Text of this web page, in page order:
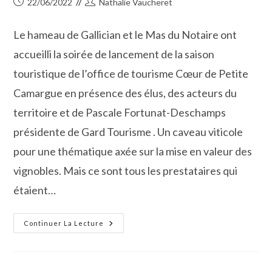
22/06/2022
publication :
Nathalie Vaucheret
Le hameau de Gallician et le Mas du Notaire ont
accueilli la soirée de lancement de la saison
touristique de l’office de tourisme Cœur de Petite
Camargue en présence des élus, des acteurs du
territoire et de Pascale Fortunat-Deschamps
présidente de Gard Tourisme . Un caveau viticole
pour une thématique axée sur la mise en valeur des
vignobles. Mais ce sont tous les prestataires qui
étaient…
Continuer La Lecture
Petite
Camargue